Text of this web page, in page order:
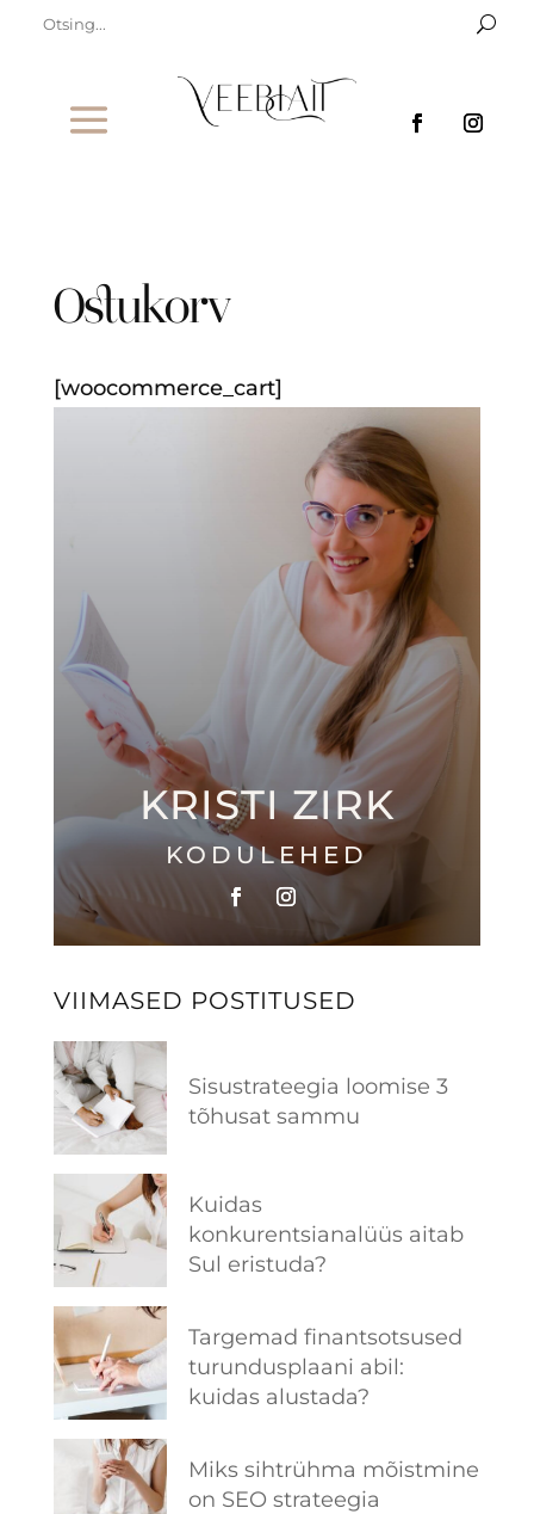
Ostukorv
[woocommerce_cart]
KRISTI ZIRK
KODULEHED
VIIMASED POSTITUSED
Sisustrateegia loomise 3
tõhusat sammu
Kuidas
konkurentsianalüüs aitab
Sul eristuda?
Targemad finantsotsused
turundusplaani abil:
kuidas alustada?
Miks sihtrühma mõistmine
on SEO strateegia